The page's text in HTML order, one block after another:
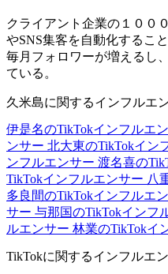
クライアント企業の１００
やSNS集客を自動化するこ
毎月フォロワーが増えるし
ている。
久米島に関するインフルエ
伊是名のTikTokインフルエ
ンサー 北大東のTikTokイン
ンフルエンサー 渡名喜の
TikTokインフルエンサー 八
多良間のTikTokインフルエ
サー 与那国のTikTokインフ
ルエンサー 林業のTikTokイ
TikTokに関するインフルエ